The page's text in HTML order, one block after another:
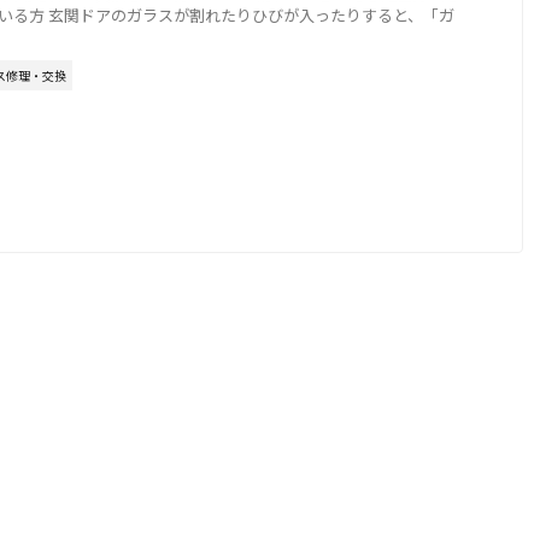
る方 玄関ドアのガラスが割れたりひびが入ったりすると、「ガ
修理・交換